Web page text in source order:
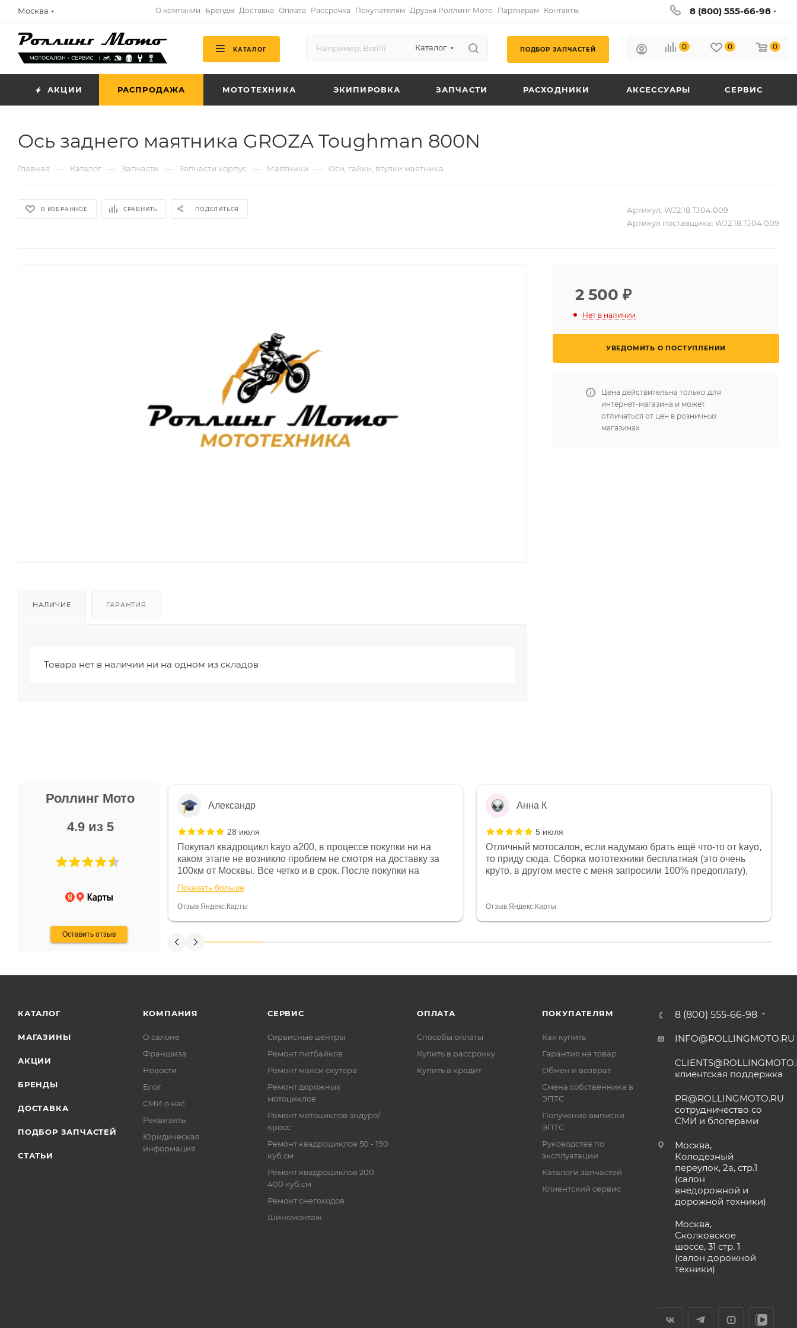
Москва О компании Бренды Доставка Оплата Рассрочка Покупателям Друзья Роллинг Мото Партнёрам Контакты 8 (800) 555-66-98
КАТАЛОГ Каталог ПОДБОР ЗАПЧАСТЕЙ 0 0 0
АКЦИИ РАСПРОДАЖА МОТОТЕХНИКА ЭКИПИРОВКА ЗАПЧАСТИ РАСХОДНИКИ АКСЕССУАРЫ СЕРВИС
Ось заднего маятника GROZA Toughman 800N
Главная — Каталог — Запчасти — Запчасти корпус — Маятники — Оси, гайки, втулки маятника
В ИЗБРАННОЕ СРАВНИТЬ ПОДЕЛИТЬСЯ Артикул: WJ2.18.TJ04.009
Артикул поставщика: WJ2.18.TJ04.009
НАЛИЧИЕ ГАРАНТИЯ
Товара нет в наличии ни на одном из складов
2 500 ₽
Нет в наличии
УВЕДОМИТЬ О ПОСТУПЛЕНИИ
Цена действительна только для
интернет-магазина и может
отличаться от цен в розничных
магазинах
Роллинг Мото
4.9 из 5
Оставить отзыв
Не понравились условия
и дают только на год)
Александр
28 июля
Покупал квадроцикл kayo a200, в процессе покупки ни на
каком этапе не возникло проблем не смотря на доставку за
100км от Москвы. Все четко и в срок. После покупки на
спидометре всегда был 0, при этом представители магазина
постоянно были на связи и в итоге проблема была решена.
Считаю, что это говорит о небезразличии к клиенту после
Показать больше
Отзыв Яндекс.Карты
Анна К
5 июля
Отличный мотосалон, если надумаю брать ещё что-то от kayo,
то приду сюда. Сборка мототехники бесплатная (это очень
круто, в другом месте с меня запросили 100% предоплату),
спасибо отдельное, всегда на связи, очень детально всё
Отзыв Яндекс.Карты
КАТАЛОГ
МАГАЗИНЫ
АКЦИИ
БРЕНДЫ
ДОСТАВКА
ПОДБОР ЗАПЧАСТЕЙ
СТАТЬИ
КОМПАНИЯ
О салоне
Франшиза
Новости
Блог
СМИ о нас
Реквизиты
Юридическая
информация
СЕРВИС
Сервисные центры
Ремонт питбайков
Ремонт макси скутера
Ремонт дорожных
мотоциклов
Ремонт мотоциклов эндуро/
кросс
Ремонт квадроциклов 50 - 190
куб.см
Ремонт квадроциклов 200 -
400 куб.см
Ремонт снегоходов
Шиномонтаж
ОПЛАТА
Способы оплаты
Купить в рассрочку
Купить в кредит
ПОКУПАТЕЛЯМ
Как купить
Гарантия на товар
Обмен и возврат
Смена собственника в
ЭПТС
Получение выписки
ЭПТС
Руководства по
эксплуатации
Каталоги запчастей
Клиентский сервис
8 (800) 555-66-98
INFO@ROLLINGMOTO.RU
клиентская поддержка
PR@ROLLINGMOTO.RU
сотрудничество со
СМИ и блогерами
Москва,
Колодезный
переулок, 2а, стр.1
(салон
внедорожной и
дорожной техники)
Москва,
Сколковское
шоссе, 31 стр. 1
(салон дорожной
техники)